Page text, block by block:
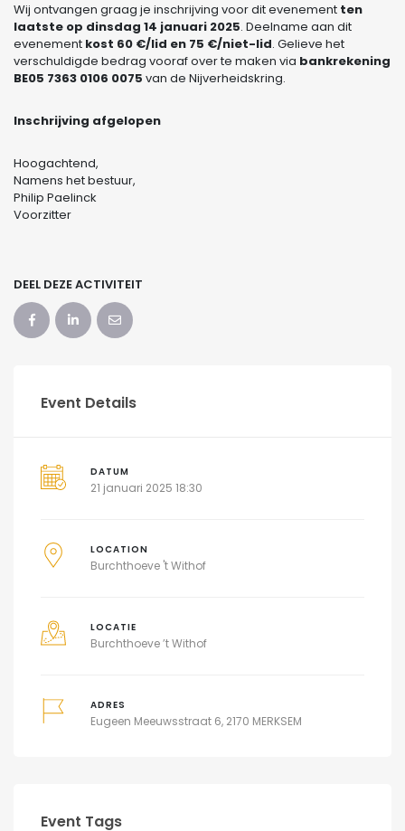
Wij ontvangen graag je inschrijving voor dit evenement ten
laatste op dinsdag 14 januari 2025. Deelname aan dit
evenement kost 60 €/lid en 75 €/niet-lid. Gelieve het
verschuldigde bedrag vooraf over te maken via bankrekening
BE05 7363 0106 0075 van de Nijverheidskring.
Inschrijving afgelopen
Hoogachtend,
Namens het bestuur,
Philip Paelinck
Voorzitter
DEEL DEZE ACTIVITEIT
Event Details
DATUM
21 januari 2025 18:30
LOCATION
Burchthoeve 't Withof
LOCATIE
Burchthoeve ’t Withof
ADRES
Eugeen Meeuwsstraat 6, 2170 MERKSEM
Event Tags